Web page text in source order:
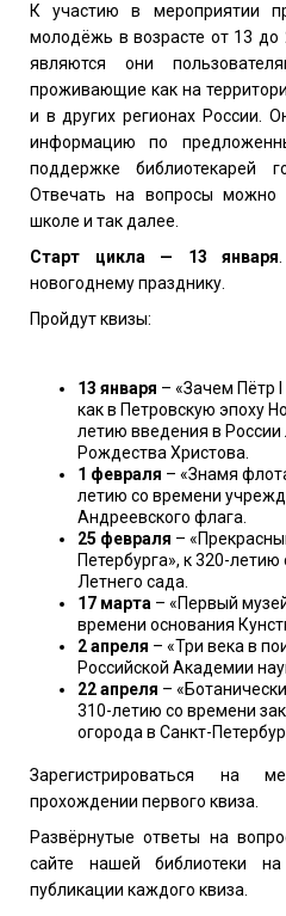
К участию в мероприятии
молодёжь в возрасте от 13 до
являются они
проживающие как на
и в других регионах России.
информацию по
поддержке библиотекарей
Отвечать на вопросы можно
школе и так далее.
Старт цикла — 13 января
новогоднему празднику.
Пройдут квизы:
13 января – «Зачем Пётр
как в Петровскую эпоху
летию введения в России
Рождества Христова.
1 февраля – «Знамя
летию со времени
Андреевского флага.
25 февраля –
Петербурга», к 320-
Летнего сада.
17 марта – «Первый
времени основания
2 апреля – «Три века в
Российской Академии
22 апреля –
310-летию со времени
огорода в Санкт-
Зарегистрироваться на
прохождении первого квиза.
Развёрнутые ответы на
сайте нашей библиотеки
публикации каждого квиза.